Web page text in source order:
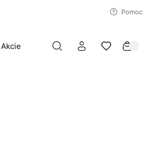
Pomoc
Akcie